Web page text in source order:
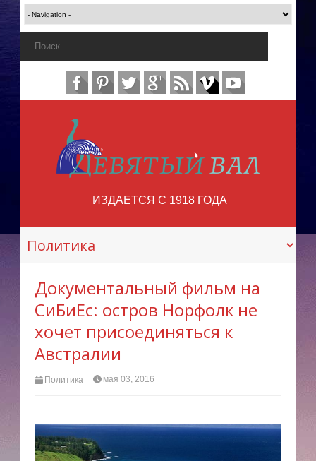
ИЗДАЕТСЯ С 1918 ГОДА
Документальный фильм на
СиБиЕс: остров Норфолк не
хочет присоединяться к
Австралии
Политика мая 03, 2016